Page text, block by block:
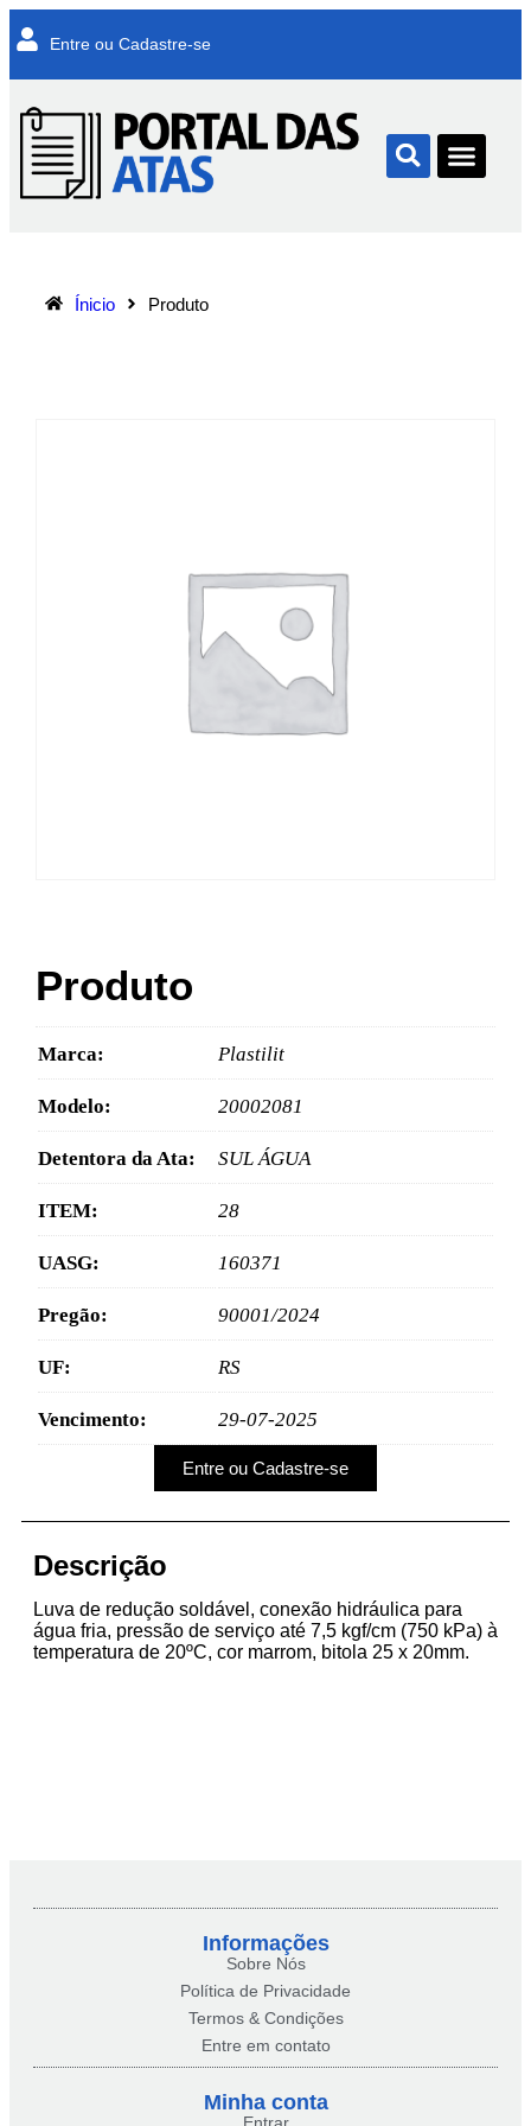
Entre ou Cadastre-se
Ínicio Produto
Produto
Marca: Plastilit
Modelo: 20002081
Detentora da Ata: SUL ÁGUA
ITEM: 28
UASG: 160371
Pregão: 90001/2024
UF: RS
Vencimento: 29-07-2025
Entre ou Cadastre-se
Descrição
Luva de redução soldável, conexão hidráulica para
água fria, pressão de serviço até 7,5 kgf/cm (750 kPa) à
temperatura de 20ºC, cor marrom, bitola 25 x 20mm.
Informações
Sobre Nós
Política de Privacidade
Termos & Condições
Entre em contato
Minha conta​
Entrar